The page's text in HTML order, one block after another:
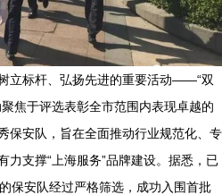
立标杆、弘扬先进的重要活动——“双
焦于评选表彰全市范围内表现卓越的
保安队，旨在全面推动行业规范化、专
力支撑“上海服务”品牌建设。据悉，已
保安队经过严格筛选，成功入围首批